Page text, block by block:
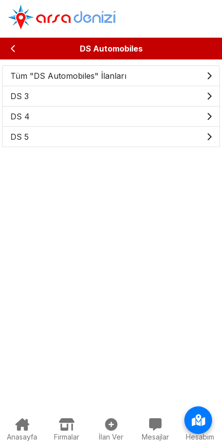
DS Automobiles
Tüm "DS Automobiles" İlanları
DS 3
DS 4
DS 5
Anasayfa Firmalar İlan Ver Mesajlar Hesabım